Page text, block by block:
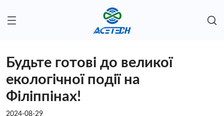
Будьте готові до великої
екологічної події на
Філіппінах!
2024-08-29